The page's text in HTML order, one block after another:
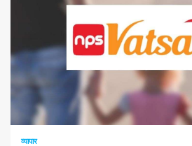
1 न्यूनतम पढ़ा
व्यापार